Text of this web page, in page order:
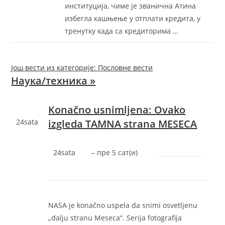
институција, чиме је званична Атина
избегла кашњење у отплати кредита, у
тренутку када са кредиторима …
Још вести из категорије: Пословне вести
Наука/техника »
24sata
Konačno usnimljena: Ovako
izgleda TAMNA strana MESECA
24sata – ‎пре 5 сат(и)‎
NASA je konačno uspela da snimi osvetljenu
„dalju stranu Meseca“. Serija fotografija